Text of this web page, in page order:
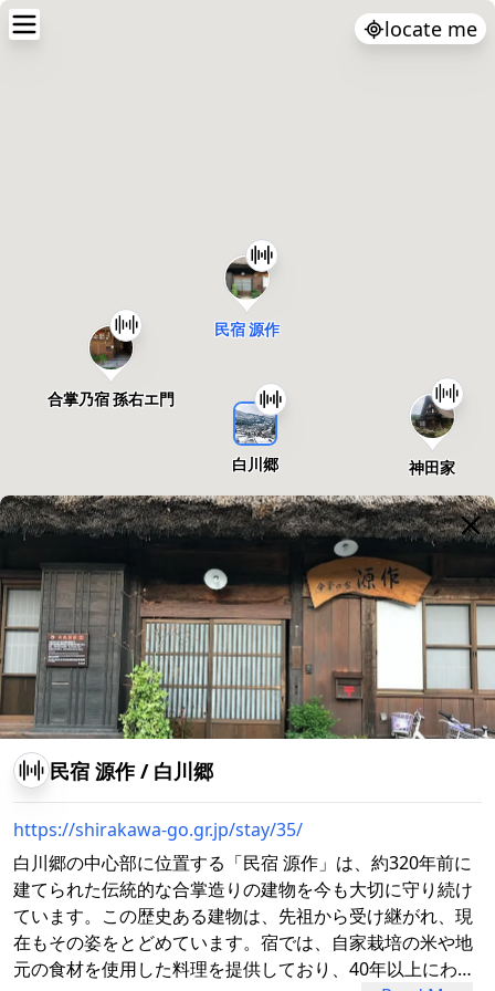
locate me
民宿 源作 / 白川郷
https://shirakawa-go.gr.jp/stay/35/
白川郷の中心部に位置する「民宿 源作」は、約320年前に
建てられた伝統的な合掌造りの建物を今も大切に守り続け
ています。この歴史ある建物は、先祖から受け継がれ、現
在もその姿をとどめています。宿では、自家栽培の米や地
元の食材を使用した料理を提供しており、40年以上にわた
白川郷
明善寺
神田家
合掌乃宿 孫右エ門
民宿 源作